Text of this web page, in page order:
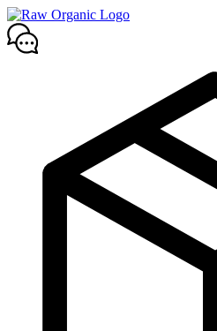
Mene
sisältöön